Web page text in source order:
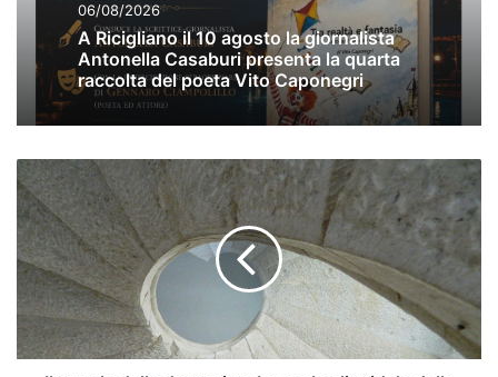
06/08/2026
A Ricigliano il 10 agosto la giornalista
Antonella Casaburi presenta la quarta
raccolta del poeta Vito Caponegri
Il
puzzle
della
domenica:
La
scala
elicoidale
della
Certosa